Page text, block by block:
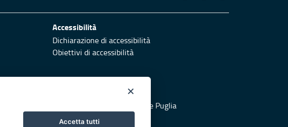
Accessibilità
Dichiarazione di accessibilità
Obiettivi di accessibilità
Vai al sito di Protezione Civile Puglia
×
Accetta tutti